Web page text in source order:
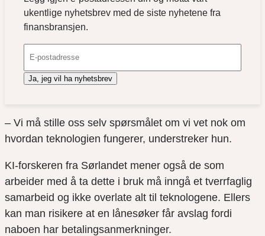
ukentlige nyhetsbrev med de siste nyhetene fra
finansbransjen.
Ja, jeg vil ha nyhetsbrev
– Vi må stille oss selv spørsmålet om vi vet nok om
hvordan teknologien fungerer, understreker hun.
KI-forskeren fra Sørlandet mener også de som
arbeider med å ta dette i bruk må inngå et tverrfaglig
samarbeid og ikke overlate alt til teknologene. Ellers
kan man risikere at en lånesøker får avslag fordi
naboen har betalingsanmerkninger.